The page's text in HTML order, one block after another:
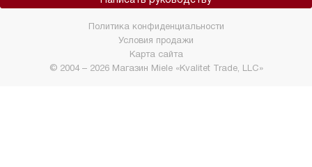
© 2004 – 2026 Магазин Miele «Kvalitet Trade, LLC»
Политика конфиденциальности
Условия продажи
Карта сайта